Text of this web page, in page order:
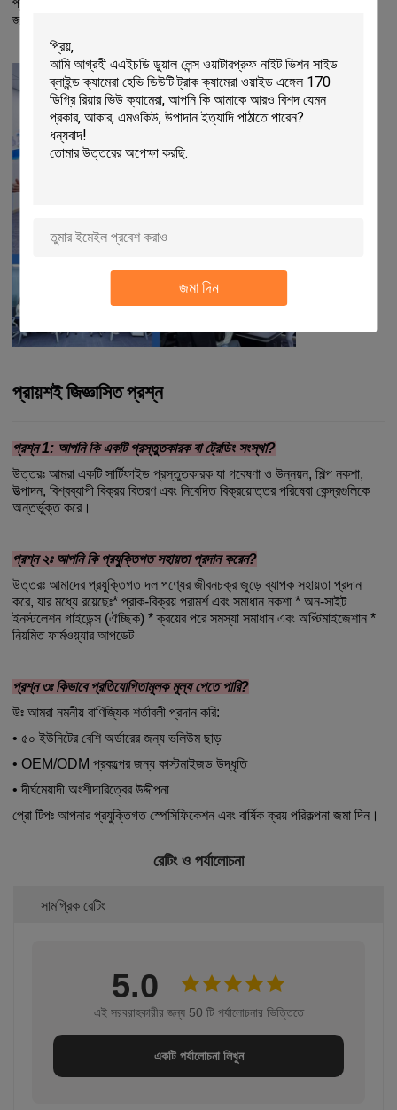
জমা দিন
জন্য সব দিক বিবেচনা করে এবং তাদের পণ্যগুলির বাইরেও মূল্য প্রদান করে।
প্রায়শই জিজ্ঞাসিত প্রশ্ন
প্রশ্ন 1: আপনি কি একটি প্রস্তুতকারক বা ট্রেডিং সংস্থা?
উত্তরঃ আমরা একটি সার্টিফাইড প্রস্তুতকারক যা গবেষণা ও উন্নয়ন, শিল্প নকশা,
উত্পাদন, বিশ্বব্যাপী বিক্রয় বিতরণ এবং নিবেদিত বিক্রয়োত্তর পরিষেবা কেন্দ্রগুলিকে
অন্তর্ভুক্ত করে।
প্রশ্ন ২ঃ আপনি কি প্রযুক্তিগত সহায়তা প্রদান করেন?
উত্তরঃ আমাদের প্রযুক্তিগত দল পণ্যের জীবনচক্র জুড়ে ব্যাপক সহায়তা প্রদান
করে, যার মধ্যে রয়েছেঃ* প্রাক-বিক্রয় পরামর্শ এবং সমাধান নকশা * অন-সাইট
ইনস্টলেশন গাইডেন্স (ঐচ্ছিক) * ক্রয়ের পরে সমস্যা সমাধান এবং অপ্টিমাইজেশান *
নিয়মিত ফার্মওয়্যার আপডেট
প্রশ্ন ৩ঃ কিভাবে প্রতিযোগিতামূলক মূল্য পেতে পারি?
উঃ আমরা নমনীয় বাণিজ্যিক শর্তাবলী প্রদান করি:
• ৫০ ইউনিটের বেশি অর্ডারের জন্য ভলিউম ছাড়
• OEM/ODM প্রকল্পের জন্য কাস্টমাইজড উদ্ধৃতি
• দীর্ঘমেয়াদী অংশীদারিত্বের উদ্দীপনা
প্রো টিপঃ আপনার প্রযুক্তিগত স্পেসিফিকেশন এবং বার্ষিক ক্রয় পরিকল্পনা জমা দিন।
রেটিং ও পর্যালোচনা
সামগ্রিক রেটিং
5.0
এই সরবরাহকারীর জন্য 50 টি পর্যালোচনার ভিত্তিতে
একটি পর্যালোচনা লিখুন